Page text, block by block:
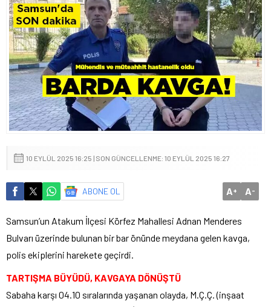
10 EYLÜL 2025 16:25 | SON GÜNCELLENME: 10 EYLÜL 2025 16:27
ABONE OL A+ A-
Samsun’un Atakum İlçesi Körfez Mahallesi Adnan Menderes
Bulvarı üzerinde bulunan bir bar önünde meydana gelen kavga,
polis ekiplerini harekete geçirdi.
TARTIŞMA BÜYÜDÜ, KAVGAYA DÖNÜŞTÜ
Sabaha karşı 04.10 sıralarında yaşanan olayda, M.Ç.Ç. (inşaat